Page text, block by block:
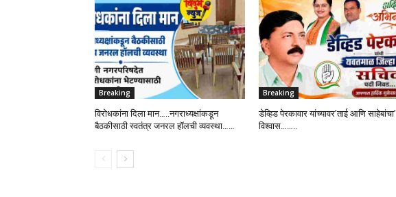
Breaking
विरोधकांना दिला मान…..नगराध्यक्षांकडून
बैठकीसाठी स्वतंत्र जनरल हॉलची व्यवस्था……
Breaking
डेव्हिड पेरकावार यांच्यावर’ताई आणि साहेबांचा’
विश्वास……..